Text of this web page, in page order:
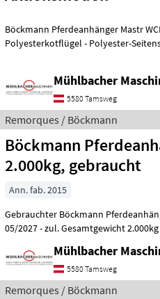
Böckmann Pferdeanhänger Mastr
Polyesterkotflügel - Polyester-
Mühlbacher
5580 Tamsweg
Remorques / Böckmann
Böckmann
2.000kg, gebraucht
Ann. fab. 2015
Gebrauchter Böckmann Pferdeanhänger Duo
05/2027 - zul. Gesamtgewicht
Mühlbacher
5580 Tamsweg
Remorques / Böckmann